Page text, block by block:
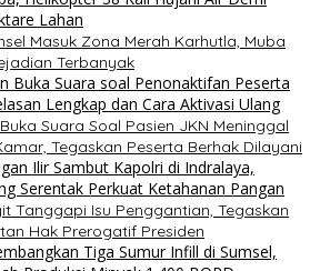
Masuk Zona Merah Karhutla, Muba
Terbanyak
Suara Soal Pasien JKN Meninggal
Tegaskan Peserta Berhak Dilayani
Tanggapi Isu Penggantian, Tegaskan
Hak Prerogatif Presiden